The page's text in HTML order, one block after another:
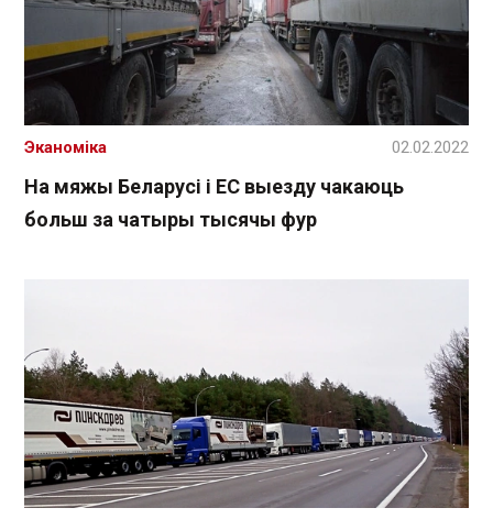
На мяжы Беларусі і ЕС выезду чакаюць
больш за чатыры тысячы фур
Эканоміка 02.02.2022